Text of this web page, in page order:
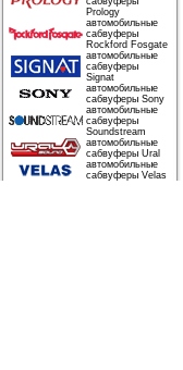
Prology
автомобильные
сабвуферы
Rockford Fosgate
автомобильные
сабвуферы
Signat
автомобильные
сабвуферы Sony
автомобильные
сабвуферы
Soundstream
автомобильные
сабвуферы Ural
автомобильные
сабвуферы Velas